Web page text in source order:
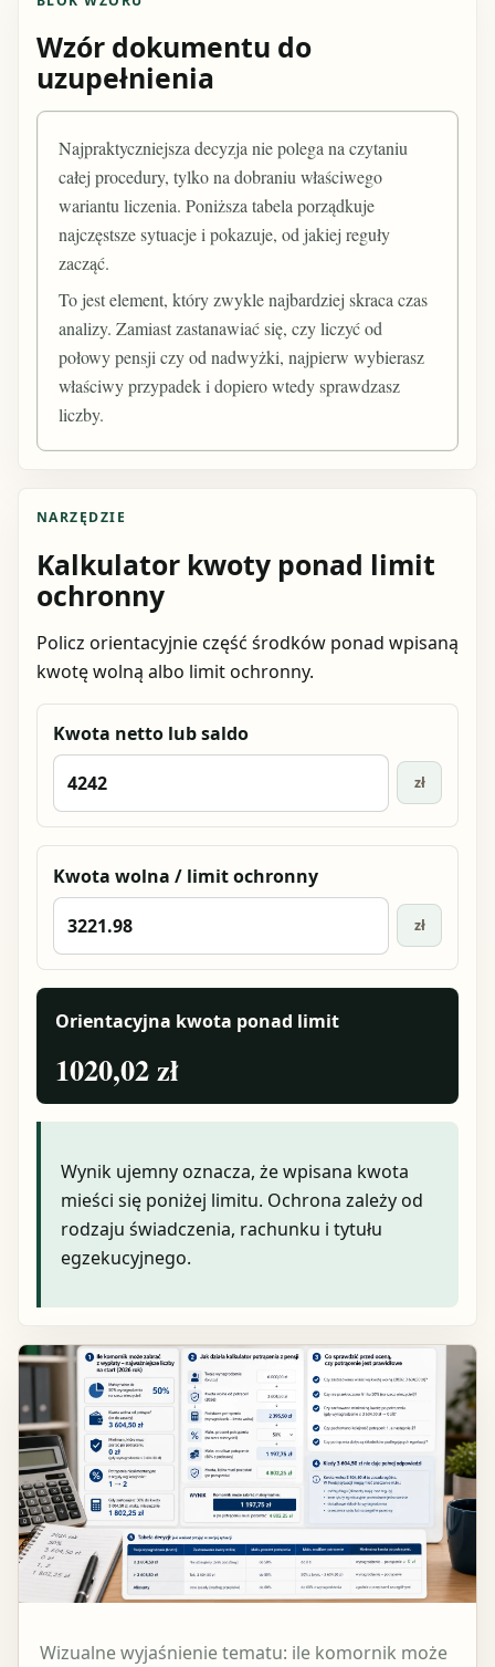
Wzór dokumentu do
uzupełnienia
Najpraktyczniejsza decyzja nie polega na czytaniu
całej procedury, tylko na dobraniu właściwego
wariantu liczenia. Poniższa tabela porządkuje
najczęstsze sytuacje i pokazuje, od jakiej reguły
zacząć.
To jest element, który zwykle najbardziej skraca czas
analizy. Zamiast zastanawiać się, czy liczyć od
połowy pensji czy od nadwyżki, najpierw wybierasz
właściwy przypadek i dopiero wtedy sprawdzasz
liczby.
NARZĘDZIE
Kalkulator kwoty ponad limit
ochronny
Policz orientacyjnie część środków ponad wpisaną
kwotę wolną albo limit ochronny.
Kwota netto lub saldo
zł
Kwota wolna / limit ochronny
zł
Orientacyjna kwota ponad limit
1020,02 zł
Wynik ujemny oznacza, że wpisana kwota
mieści się poniżej limitu. Ochrona zależy od
rodzaju świadczenia, rachunku i tytułu
egzekucyjnego.
Wizualne wyjaśnienie tematu: ile komornik może